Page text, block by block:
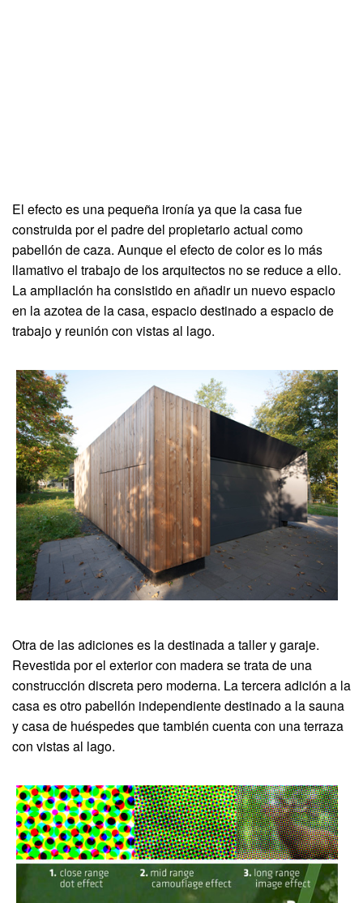
El efecto es una pequeña ironía ya que la casa fue
construida por el padre del propietario actual como
pabellón de caza. Aunque el efecto de color es lo más
llamativo el trabajo de los arquitectos no se reduce a ello.
La ampliación ha consistido en añadir un nuevo espacio
en la azotea de la casa, espacio destinado a espacio de
trabajo y reunión con vistas al lago.
Otra de las adiciones es la destinada a taller y garaje.
Revestida por el exterior con madera se trata de una
construcción discreta pero moderna. La tercera adición a la
casa es otro pabellón independiente destinado a la sauna
y casa de huéspedes que también cuenta con una terraza
con vistas al lago.